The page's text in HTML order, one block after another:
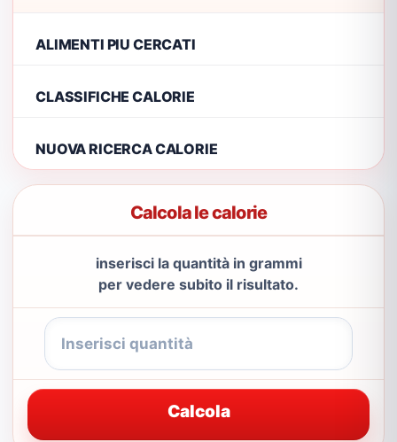
ALIMENTI PIU CERCATI
CLASSIFICHE CALORIE
NUOVA RICERCA CALORIE
Calcola le calorie
inserisci la quantità in grammi
per vedere subito il risultato.
Calcola